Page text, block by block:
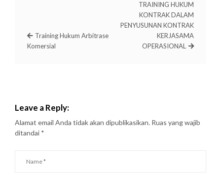
Training Hukum Arbitrase
Komersial
TRAINING HUKUM
KONTRAK DALAM
PENYUSUNAN KONTRAK
KERJASAMA
OPERASIONAL
Leave a Reply:
Alamat email Anda tidak akan dipublikasikan. Ruas yang wajib
ditandai *